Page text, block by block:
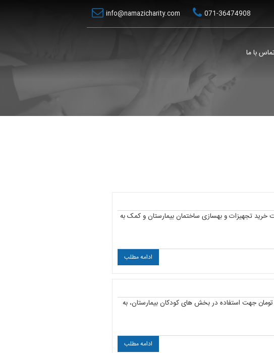
info@namazicharity.com 071-36474908
با ما
و افخمی) مبلغ 235 میلیون تومان جهت خرید تجهیزات و بهسازی ساختمان بیمارستان و کمک به
ادامه مطلب
حوانسا حسینی تعداد هفت عدد تلویزیون به ارزش 164 میلیون تومان جهت استفاده در بخش های کودکان بیمارستان، به
ادامه مطلب